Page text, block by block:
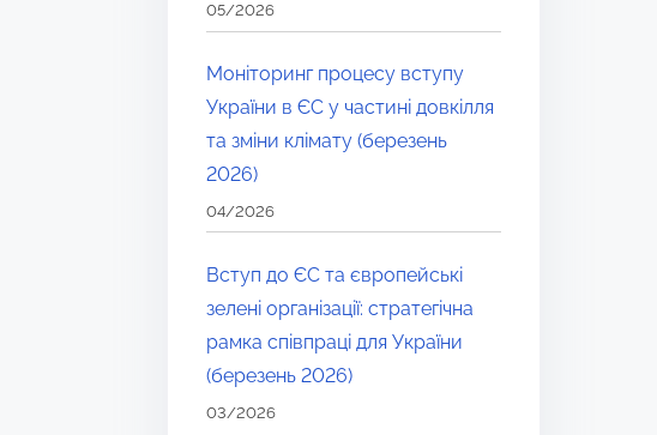
05/2026
Моніторинг процесу вступу
України в ЄС у частині довкілля
та зміни клімату (березень
2026)
04/2026
Вступ до ЄС та європейські
зелені організації: стратегічна
рамка співпраці для України
(березень 2026)
03/2026